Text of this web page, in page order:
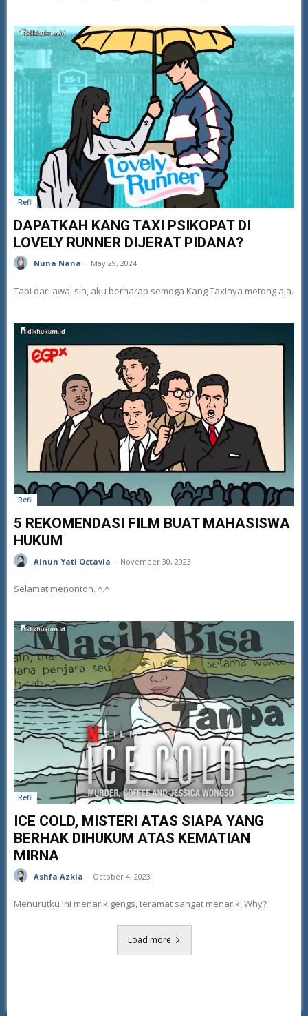
Refil
DAPATKAH KANG TAXI PSIKOPAT DI
LOVELY RUNNER DIJERAT PIDANA?
Nuna Nana - May 29, 2024
Tapi dari awal sih, aku berharap semoga Kang Taxinya metong aja.
Refil
5 REKOMENDASI FILM BUAT MAHASISWA
HUKUM
Ainun Yati Octavia - November 30, 2023
Selamat menonton. ^.^
Refil
ICE COLD, MISTERI ATAS SIAPA YANG
BERHAK DIHUKUM ATAS KEMATIAN
MIRNA
Ashfa Azkia - October 4, 2023
Menurutku ini menarik gengs, teramat sangat menarik. Why?
Load more